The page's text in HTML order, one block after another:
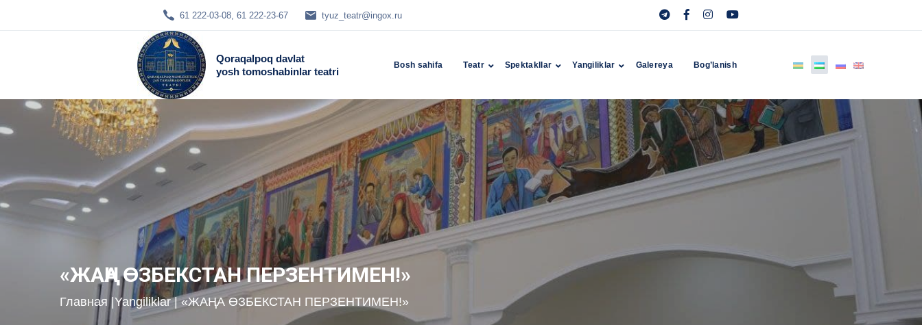
61 222-03-08, 61 222-23-67 tyuz_teatr@ingox.ru
Qoraqalpoq davlat
yosh tomoshabinlar teatri
Bosh sahifa Teatr Spektakllar Yangiliklar Galereya Bog’lanish
«ЖАҢА ƟЗБЕКСТАН ПЕРЗЕНТИМЕН!»
Главная | Yangiliklar | «ЖАҢА ƟЗБЕКСТАН ПЕРЗЕНТИМЕН!»